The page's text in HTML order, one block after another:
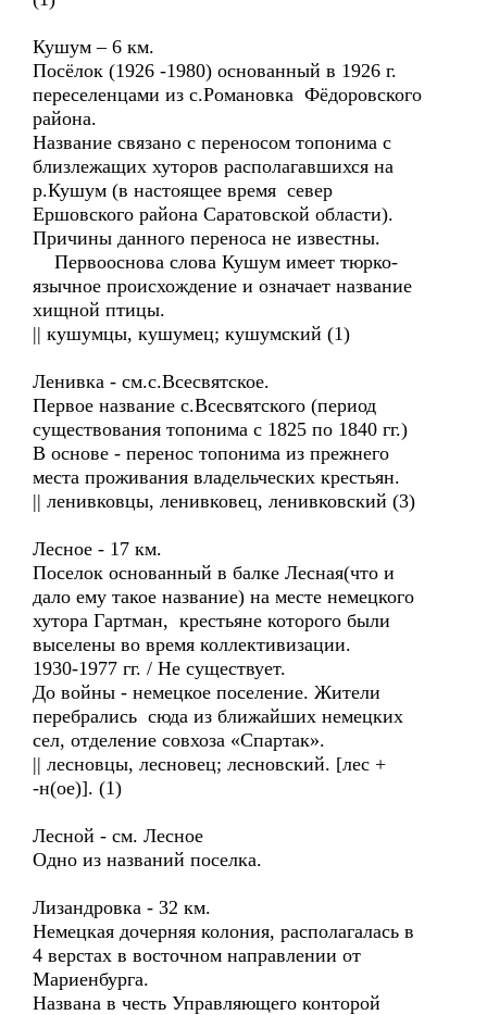
Кушум – 6 км.
Посёлок (1926 -1980) основанный в 1926 г.
переселенцами из с.Романовка Фёдоровского
района.
Название связано с переносом топонима с
близлежащих хуторов располагавшихся на
р.Кушум (в настоящее время север
Ершовского района Саратовской области).
Причины данного переноса не известны.
Первооснова слова Кушум имеет тюрко-
язычное происхождение и означает название
хищной птицы.
|| кушумцы, кушумец; кушумский (1)
Ленивка - см.с.Всесвятское.
Первое название с.Всесвятского (период
существования топонима с 1825 по 1840 гг.)
В основе - перенос топонима из прежнего
места проживания владельческих крестьян.
|| ленивковцы, ленивковец, ленивковский (3)
Лесное - 17 км.
Поселок основанный в балке Лесная(что и
дало ему такое название) на месте немецкого
хутора Гартман, крестьяне которого были
выселены во время коллективизации.
1930-1977 гг. / Не существует.
До войны - немецкое поселение. Жители
перебрались сюда из ближайших немецких
сел, отделение совхоза «Спартак».
|| лесновцы, лесновец; лесновский. [лес +
-н(ое)]. (1)
Лесной - см. Лесное
Одно из названий поселка.
Лизандровка - 32 км.
Немецкая дочерняя колония, располагалась в
4 верстах в восточном направлении от
Мариенбурга.
Названа в честь Управляющего конторой